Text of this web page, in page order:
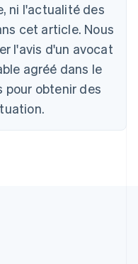
ni l'actualité des
cet article. Nous
l'avis d'un avocat
agréé dans le
pour obtenir des